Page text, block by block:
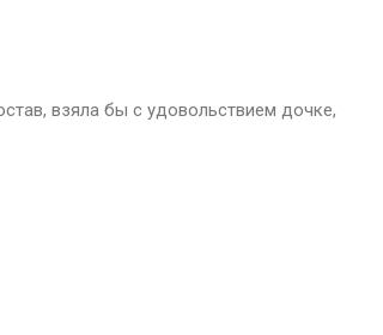
взяла бы с удовольствием дочке,